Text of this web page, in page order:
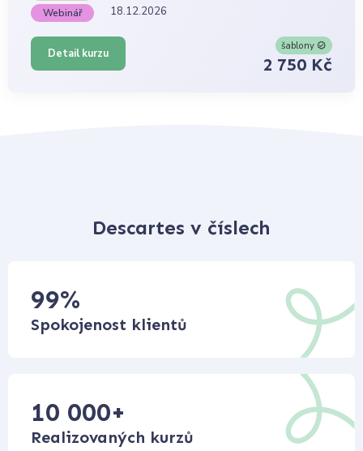
Webinář 18.12.2026
Detail kurzu
šablony
2 750 Kč
Descartes v číslech
99%
Spokojenost klientů
10 000+
Realizovaných kurzů